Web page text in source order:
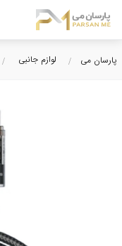
پارسان می لوازم جانبی